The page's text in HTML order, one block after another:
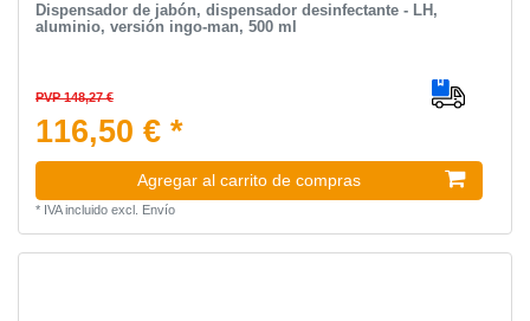
Dispensador de jabón, dispensador desinfectante - LH,
aluminio, versión ingo-man, 500 ml
PVP 148,27 €
116,50 € *
Agregar al carrito de compras
* IVA incluidoexcl. Envío